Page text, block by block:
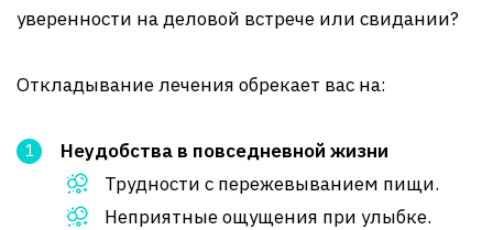
уверенности на деловой встрече или свидании?
Откладывание лечения обрекает вас на:
Неудобства в повседневной жизни
Трудности с пережевыванием пищи.
Неприятные ощущения при улыбке.